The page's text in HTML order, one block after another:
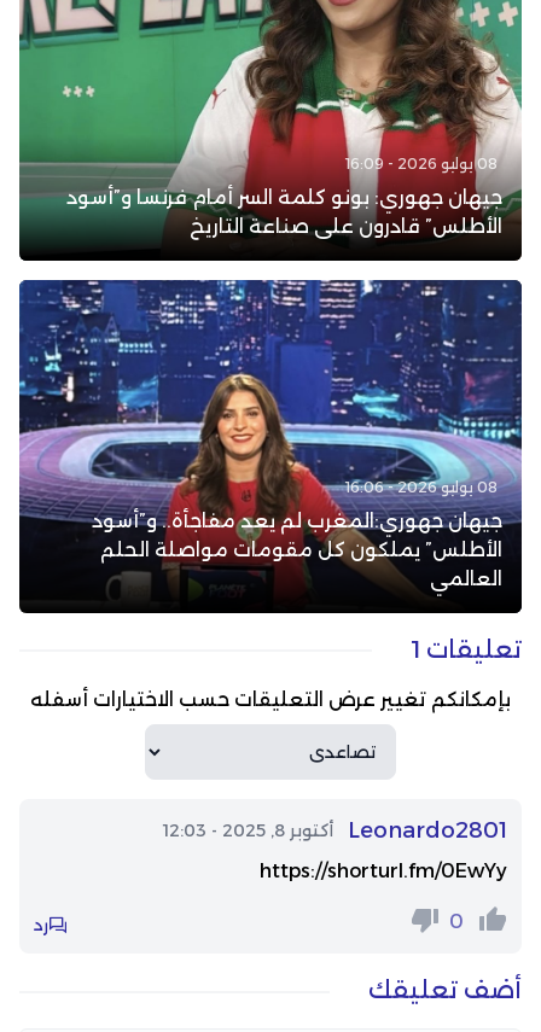
08 يوليو 2026 - 16:09
جيهان جهوري: بونو كلمة السر أمام فرنسا و”أسود
الأطلس” قادرون على صناعة التاريخ
08 يوليو 2026 - 16:06
جيهان جهوري:المغرب لم يعد مفاجأة.. و”أسود
الأطلس” يملكون كل مقومات مواصلة الحلم
العالمي
تعليقات 1
بإمكانكم تغيير عرض التعليقات حسب الاختيارات أسفله
Leonardo2801 أكتوبر 8, 2025 - 12:03
https://shorturl.fm/0EwYy
0 رد
أضف تعليقك